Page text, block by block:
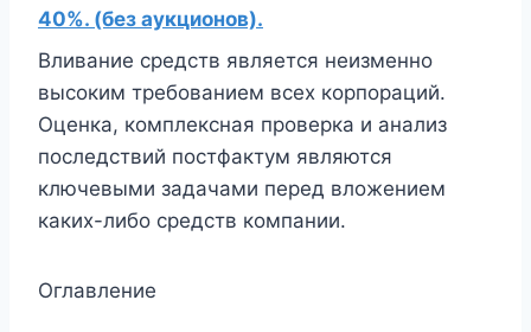
40%. (без аукционов).
Вливание средств является неизменно
высоким требованием всех корпораций.
Оценка, комплексная проверка и анализ
последствий постфактум являются
ключевыми задачами перед вложением
каких-либо средств компании.
Оглавление